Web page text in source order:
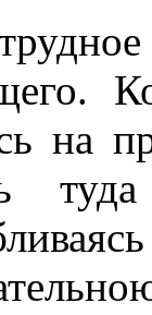
на